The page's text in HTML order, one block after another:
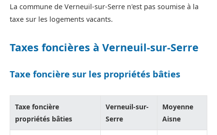
La commune de Verneuil-sur-Serre n'est pas soumise à la
taxe sur les logements vacants.
Taxes foncières à Verneuil-sur-Serre
Taxe foncière sur les propriétés bâties
Taxe foncière
propriétés bâties
Verneuil-sur-
Serre
Moyenne
Aisne